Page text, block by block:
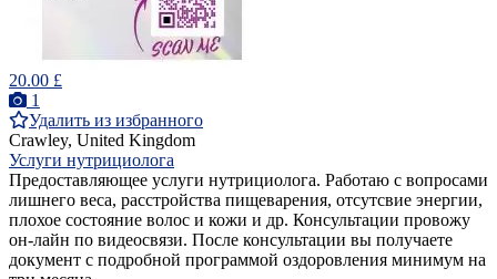
20.00 £
1
Удалить из избранного
Crawley, United Kingdom
Услуги нутрициолога
Предоставляющее услуги нутрициолога. Работаю с вопросами
лишнего веса, расстройства пищеварения, отсутсвие энергии,
плохое состояние волос и кожи и др. Консультации провожу
он-лайн по видеосвязи. После консультации вы получаете
документ с подробной программой оздоровления минимум на